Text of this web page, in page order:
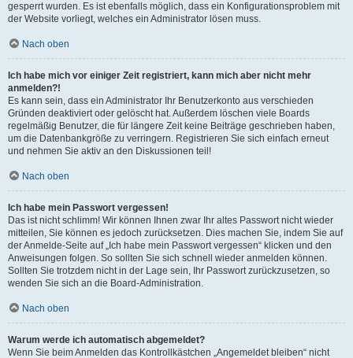
gesperrt wurden. Es ist ebenfalls möglich, dass ein Konfigurationsproblem mit
der Website vorliegt, welches ein Administrator lösen muss.
Nach oben
Ich habe mich vor einiger Zeit registriert, kann mich aber nicht mehr
anmelden?!
Es kann sein, dass ein Administrator Ihr Benutzerkonto aus verschieden
Gründen deaktiviert oder gelöscht hat. Außerdem löschen viele Boards
regelmäßig Benutzer, die für längere Zeit keine Beiträge geschrieben haben,
um die Datenbankgröße zu verringern. Registrieren Sie sich einfach erneut
und nehmen Sie aktiv an den Diskussionen teil!
Nach oben
Ich habe mein Passwort vergessen!
Das ist nicht schlimm! Wir können Ihnen zwar Ihr altes Passwort nicht wieder
mitteilen, Sie können es jedoch zurücksetzen. Dies machen Sie, indem Sie auf
der Anmelde-Seite auf „Ich habe mein Passwort vergessen“ klicken und den
Anweisungen folgen. So sollten Sie sich schnell wieder anmelden können.
Sollten Sie trotzdem nicht in der Lage sein, Ihr Passwort zurückzusetzen, so
wenden Sie sich an die Board-Administration.
Nach oben
Warum werde ich automatisch abgemeldet?
Wenn Sie beim Anmelden das Kontrollkästchen „Angemeldet bleiben“ nicht